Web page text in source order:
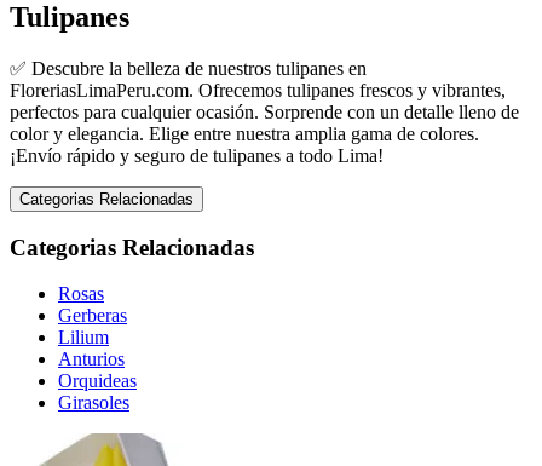
Tulipanes
✅ Descubre la belleza de nuestros tulipanes en
FloreriasLimaPeru.com. Ofrecemos tulipanes frescos y vibrantes,
perfectos para cualquier ocasión. Sorprende con un detalle lleno de
color y elegancia. Elige entre nuestra amplia gama de colores.
¡Envío rápido y seguro de tulipanes a todo Lima!
Categorias Relacionadas
Categorias Relacionadas
Rosas
Gerberas
Lilium
Anturios
Orquideas
Girasoles